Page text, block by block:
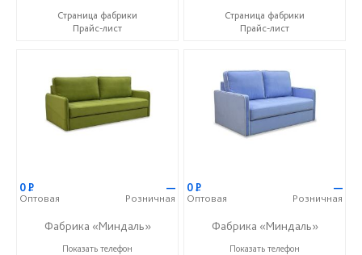
Страница фабрики
Прайс-лист
Страница фабрики
Прайс-лист
0Р
Оптовая
—
Розничная
Фабрика «Миндаль»
+7 (927) 630-62-82
Показать телефон
0Р
Оптовая
—
Розничная
Фабрика «Миндаль»
+7 (927) 630-62-82
Показать телефон